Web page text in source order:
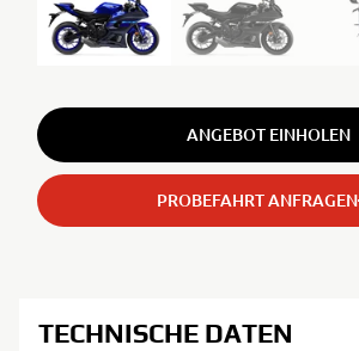
ANGEBOT EINHOLEN
PROBEFAHRT ANFRAGEN
TECHNISCHE DATEN